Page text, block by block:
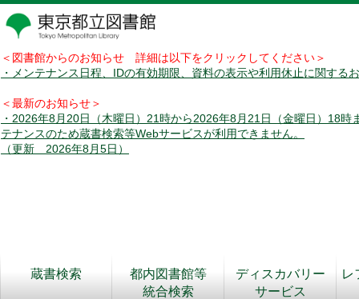
＜図書館からのお知らせ 詳細は以下をクリックしてください＞
・メンテナンス日程、IDの有効期限、資料の表示や利用休止に関する
＜最新のお知らせ＞
・2026年8月20日（木曜日）21時から2026年8月21日（金曜日）18時
テナンスのため蔵書検索等Webサービスが利用できません。
（更新 2026年8月5日）
蔵書検索
都内図書館等
統合検索
ディスカバリー
サービス
レ